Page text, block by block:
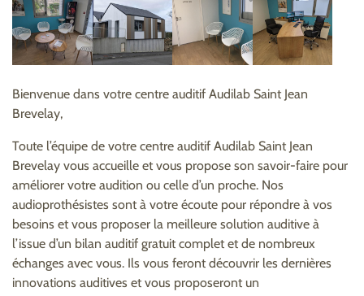
Bienvenue dans votre centre auditif Audilab Saint Jean
Brevelay,
Toute l’équipe de votre centre auditif Audilab Saint Jean
Brevelay vous accueille et vous propose son savoir-faire pour
améliorer votre audition ou celle d’un proche. Nos
audioprothésistes sont à votre écoute pour répondre à vos
besoins et vous proposer la meilleure solution auditive à
l’issue d’un bilan auditif gratuit complet et de nombreux
échanges avec vous. Ils vous feront découvrir les dernières
innovations auditives et vous proposeront un